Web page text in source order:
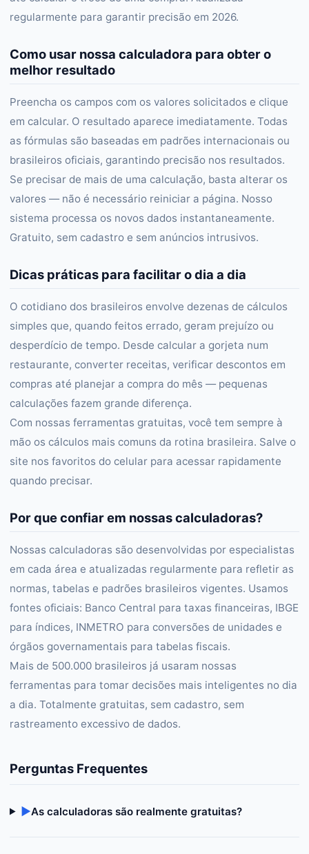
regularmente para garantir precisão em 2026.
Como usar nossa calculadora para obter o
melhor resultado
Preencha os campos com os valores solicitados e clique
em calcular. O resultado aparece imediatamente. Todas
as fórmulas são baseadas em padrões internacionais ou
brasileiros oficiais, garantindo precisão nos resultados.
Se precisar de mais de uma calculação, basta alterar os
valores — não é necessário reiniciar a página. Nosso
sistema processa os novos dados instantaneamente.
Gratuito, sem cadastro e sem anúncios intrusivos.
Dicas práticas para facilitar o dia a dia
O cotidiano dos brasileiros envolve dezenas de cálculos
simples que, quando feitos errado, geram prejuízo ou
desperdício de tempo. Desde calcular a gorjeta num
restaurante, converter receitas, verificar descontos em
compras até planejar a compra do mês — pequenas
calculações fazem grande diferença.
Com nossas ferramentas gratuitas, você tem sempre à
mão os cálculos mais comuns da rotina brasileira. Salve o
site nos favoritos do celular para acessar rapidamente
quando precisar.
Por que confiar em nossas calculadoras?
Nossas calculadoras são desenvolvidas por especialistas
em cada área e atualizadas regularmente para refletir as
normas, tabelas e padrões brasileiros vigentes. Usamos
fontes oficiais: Banco Central para taxas financeiras, IBGE
para índices, INMETRO para conversões de unidades e
órgãos governamentais para tabelas fiscais.
Mais de 500.000 brasileiros já usaram nossas
ferramentas para tomar decisões mais inteligentes no dia
a dia. Totalmente gratuitas, sem cadastro, sem
rastreamento excessivo de dados.
Perguntas Frequentes
▶As calculadoras são realmente gratuitas?